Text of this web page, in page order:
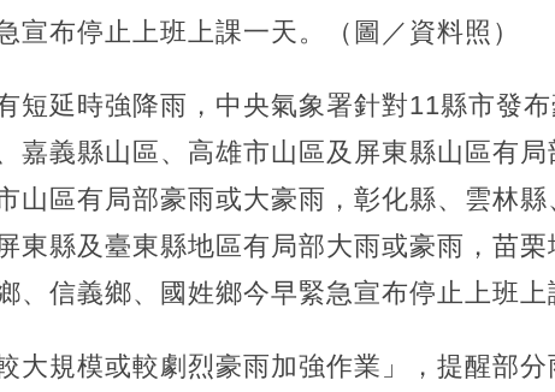
布停止上班上課一天。（圖／資料照）
短延時強降雨，中央氣象署針對11縣市發
嘉義縣山區、高雄市山區及屏東縣山區有
山區有局部豪雨或大豪雨，彰化縣、雲林
東縣及臺東縣地區有局部大雨或豪雨，苗
、信義鄉、國姓鄉今早緊急宣布停止上班上
大規模或較劇烈豪雨加強作業」，提醒部